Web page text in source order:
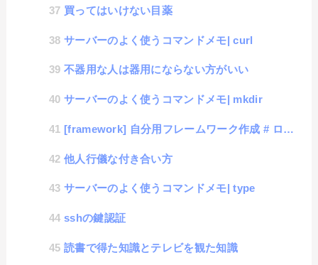
買ってはいけない目薬
サーバーのよく使うコマンドメモ| curl
不器用な人は器用にならない方がいい
サーバーのよく使うコマンドメモ| mkdir
[framework] 自分用フレームワーク作成 # ログイン機能の追加
他人行儀な付き合い方
サーバーのよく使うコマンドメモ| type
sshの鍵認証
読書で得た知識とテレビを観た知識